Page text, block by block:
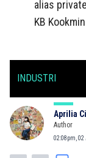
alias
KB
INDUSTRI
Aprilia
Author
02:08pm, 02